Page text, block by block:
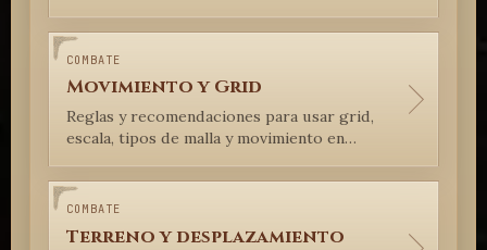
SRM Lite.
COMBATE
Movimiento y Grid
Reglas y recomendaciones para usar grid,
escala, tipos de malla y movimiento en
COMBATE
Terreno y desplazamiento